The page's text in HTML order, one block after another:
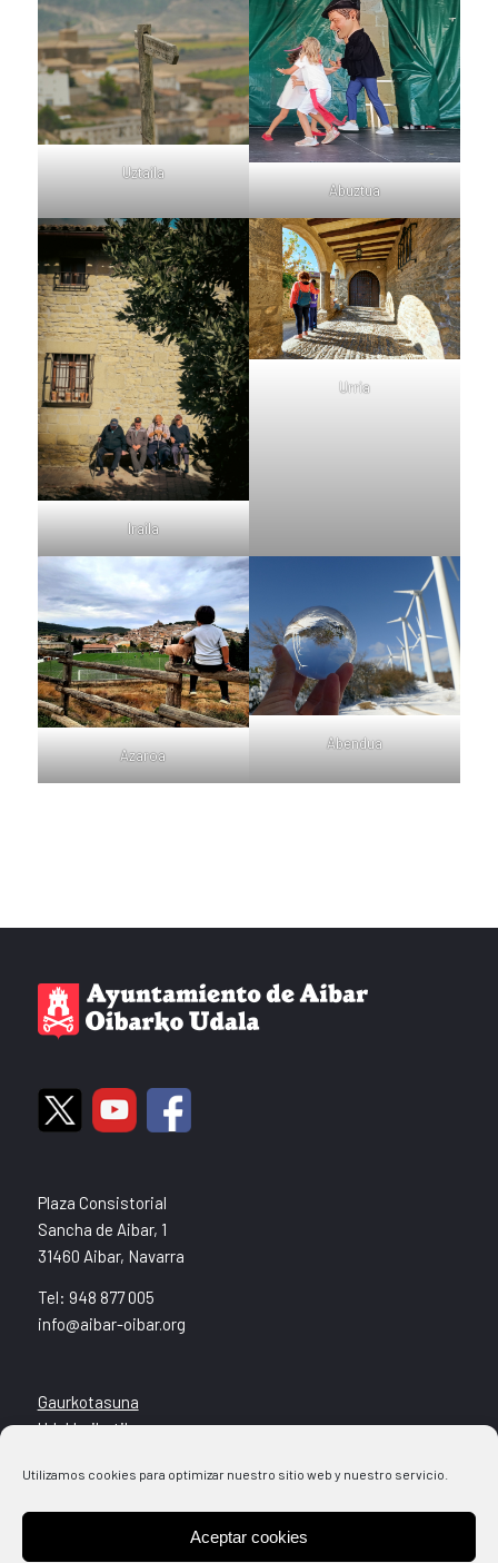
Utilizamos cookies para optimizar nuestro sitio web y nuestro servicio.
Aceptar cookies
Uztaila
Abuztua
Iraila
Urria
Azaroa
Abendua
Plaza Consistorial
Sancha de Aibar, 1
31460 Aibar, Navarra
Tel: 948 877 005
info@aibar-oibar.org
Gaurkotasuna
Udal Leihatila
Kultura + Kirola
Legezko abisua